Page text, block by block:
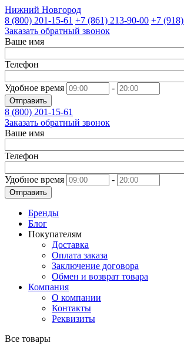
Нижний Новгород
8 (800) 201-15-61 +7 (861) 213-90-00 +7 (918)
Заказать обратный звонок
Ваше имя
Телефон
Удобное время -
Отправить
8 (800) 201-15-61
Заказать обратный звонок
Ваше имя
Телефон
Удобное время -
Отправить
Бренды
Блог
Покупателям
Доставка
Оплата заказа
Заключение договора
Обмен и возврат товара
Компания
О компании
Контакты
Реквизиты
Все товары